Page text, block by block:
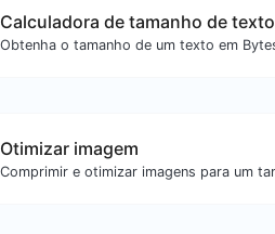
Calculadora de tamanho de texto
Otimizar imagem